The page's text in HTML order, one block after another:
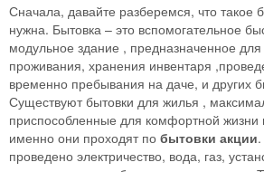
Сначала, давайте разберемся, что такое
нужна. Бытовка – это вспомогательное
модульное здание , предназначенное
проживания, хранения инвентаря
временно пребывания на даче, и других
Существуют бытовки для жилья ,
приспособленные для комфортной жизни
именно они проходят по бытовки акции
проведено электричество, вода, газ,